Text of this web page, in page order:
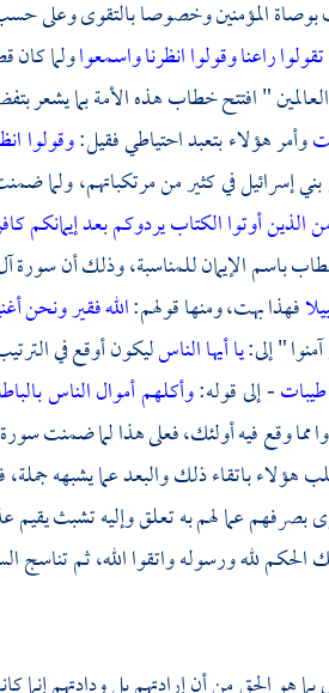
المؤمنين وخصوصا بالتقوى وعلى حسب
تقولوا راعنا وقولوا انظرنا واسمعواولما كان
" افتتح خطاب هذه الأمة بما يشعر
وأمر هؤلاء بتعبد احتياطي فقيل:وقولوا
إسرائيل في كثير من مرتكباتهم، ولما
الذين أوتوا الكتاب يردوكم بعد إيمانكم
باسم الإيمان للمناسبة، وذلك أن
فهذا بهت، ومنها قولهم:الله فقير ونحن
" إلى:يا أيها الناسليكون أوقع في
- إلى قوله:وأكلهم أموال الناس
مما وقع فيه أولئك، فعلى هذا لما ضمنت
هؤلاء باتقاء ذلك والبعد عما يشبهه
بصرفهم عما لهم به تعلق وإليه تشبث يقيم
الحكم لله ورسوله واتقوا الله، ثم